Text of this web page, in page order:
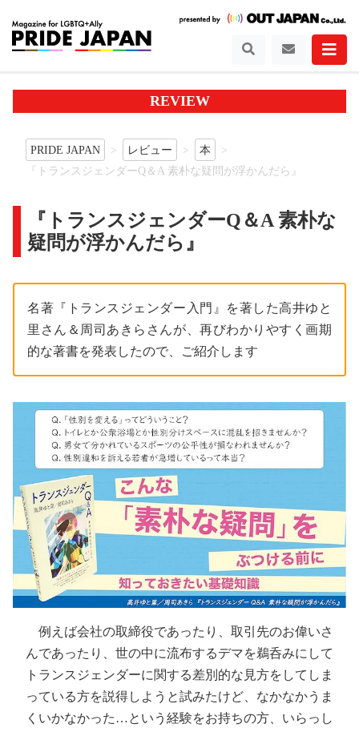
REVIEW
PRIDE JAPAN レビュー
本
『トランスジェンダーQ＆A 素朴な疑問が浮かんだら』
『トランスジェンダーQ＆A 素朴な
疑問が浮かんだら』
名著『トランスジェンダー入門』を著した高井ゆと
里さん＆周司あきらさんが、再びわかりやすく画期
的な著書を発表したので、ご紹介します
例えば会社の取締役であったり、取引先のお偉いさ
んであったり、世の中に流布するデマを鵜呑みにして
トランスジェンダーに関する差別的な見方をしてしま
っている方を説得しようと試みたけど、なかなかうま
くいかなかった…という経験をお持ちの方、いらっし